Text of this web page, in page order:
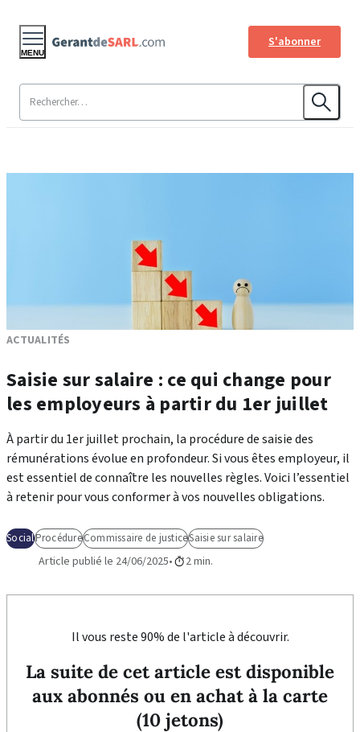
S'abonner
MENU
ACTUALITÉS
Saisie sur salaire : ce qui change pour
les employeurs à partir du 1er juillet
À partir du 1er juillet prochain, la procédure de saisie des
rémunérations évolue en profondeur. Si vous êtes employeur, il
est essentiel de connaître les nouvelles règles. Voici l’essentiel
à retenir pour vous conformer à vos nouvelles obligations.
SocialProcédureCommissaire de justiceSaisie sur salaire
Article publié le 24/06/2025 2 min.
Il vous reste 90% de l'article à découvrir.
La suite de cet article est disponible
aux abonnés ou en achat à la carte
(10 jetons)